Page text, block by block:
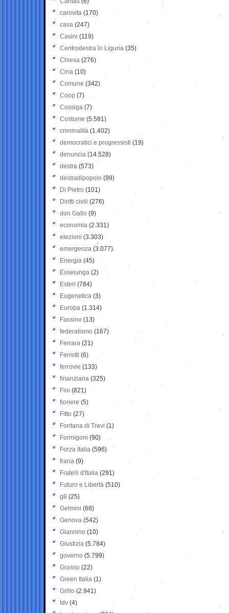
carovita (170)
casa (247)
Casini (119)
Centrodestra in Liguria (35)
Chiesa (276)
Cina (10)
Comune (342)
Coop (7)
Cossiga (7)
Costume (5.581)
criminalità (1.402)
democratici e progressisti (19)
denuncia (14.528)
destra (573)
destradipopolo (99)
Di Pietro (101)
Diritti civili (276)
don Gallo (9)
economia (2.331)
elezioni (3.303)
emergenza (3.077)
Energia (45)
Esselunga (2)
Esteri (784)
Eugenetica (3)
Europa (1.314)
Fassino (13)
federalismo (167)
Ferrara (21)
Ferretti (6)
ferrovie (133)
finanziaria (325)
Fini (821)
fioriere (5)
Fitto (27)
Fontana di Trevi (1)
Formigoni (90)
Forza Italia (596)
frana (9)
Fratelli d'Italia (291)
Futuro e Libertà (510)
g8 (25)
Gelmini (68)
Genova (542)
Giannino (10)
Giustizia (5.784)
governo (5.799)
Grasso (22)
Green Italia (1)
Grillo (2.941)
Idv (4)